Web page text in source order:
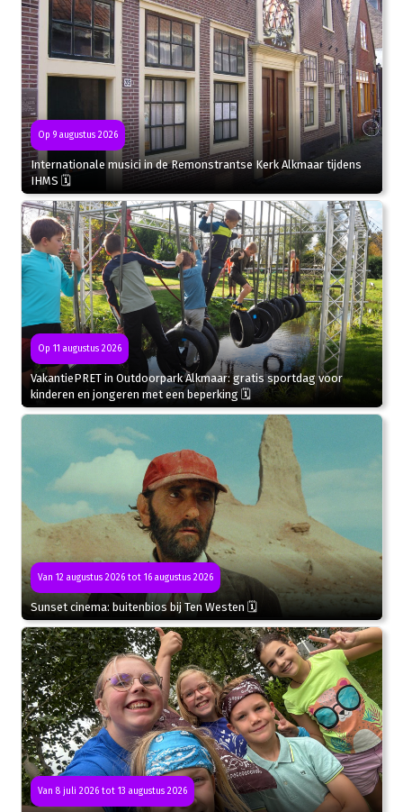
Op 9 augustus 2026
Internationale musici in de Remonstrantse Kerk Alkmaar tijdens
IHMS 🗓
Op 11 augustus 2026
VakantiePRET in Outdoorpark Alkmaar: gratis sportdag voor
kinderen en jongeren met een beperking 🗓
Van 12 augustus 2026 tot 16 augustus 2026
Sunset cinema: buitenbios bij Ten Westen 🗓
Van 8 juli 2026 tot 13 augustus 2026